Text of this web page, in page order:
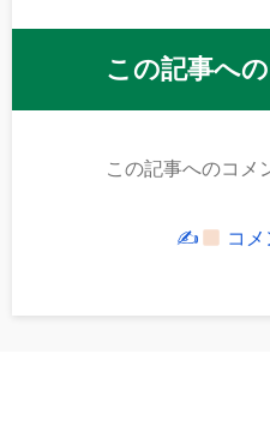
この記事へ
この記事へのコメ
✍ コメ